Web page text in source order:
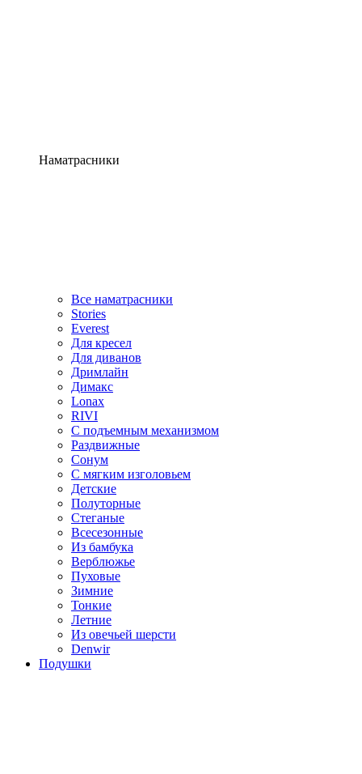
Наматрасники
Все наматрасники
Stories
Everest
Для кресел
Для диванов
Дримлайн
Димакс
Lonax
RIVI
С подъемным механизмом
Раздвижные
Сонум
С мягким изголовьем
Детские
Полуторные
Стеганые
Всесезонные
Из бамбука
Верблюжье
Пуховые
Зимние
Тонкие
Летние
Из овечьей шерсти
Denwir
Подушки